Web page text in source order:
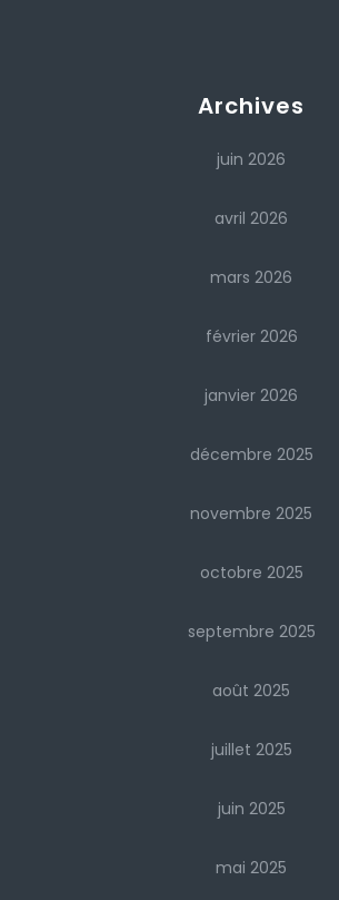
Archives
juin 2026
avril 2026
mars 2026
février 2026
janvier 2026
décembre 2025
novembre 2025
octobre 2025
septembre 2025
août 2025
juillet 2025
juin 2025
mai 2025